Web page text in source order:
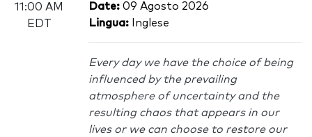
11:00 AM
EDT
Date: 09 Agosto 2026
Lingua: Inglese
Every day we have the choice of being
influenced by the prevailing
atmosphere of uncertainty and the
resulting chaos that appears in our
lives or we can choose to restore our